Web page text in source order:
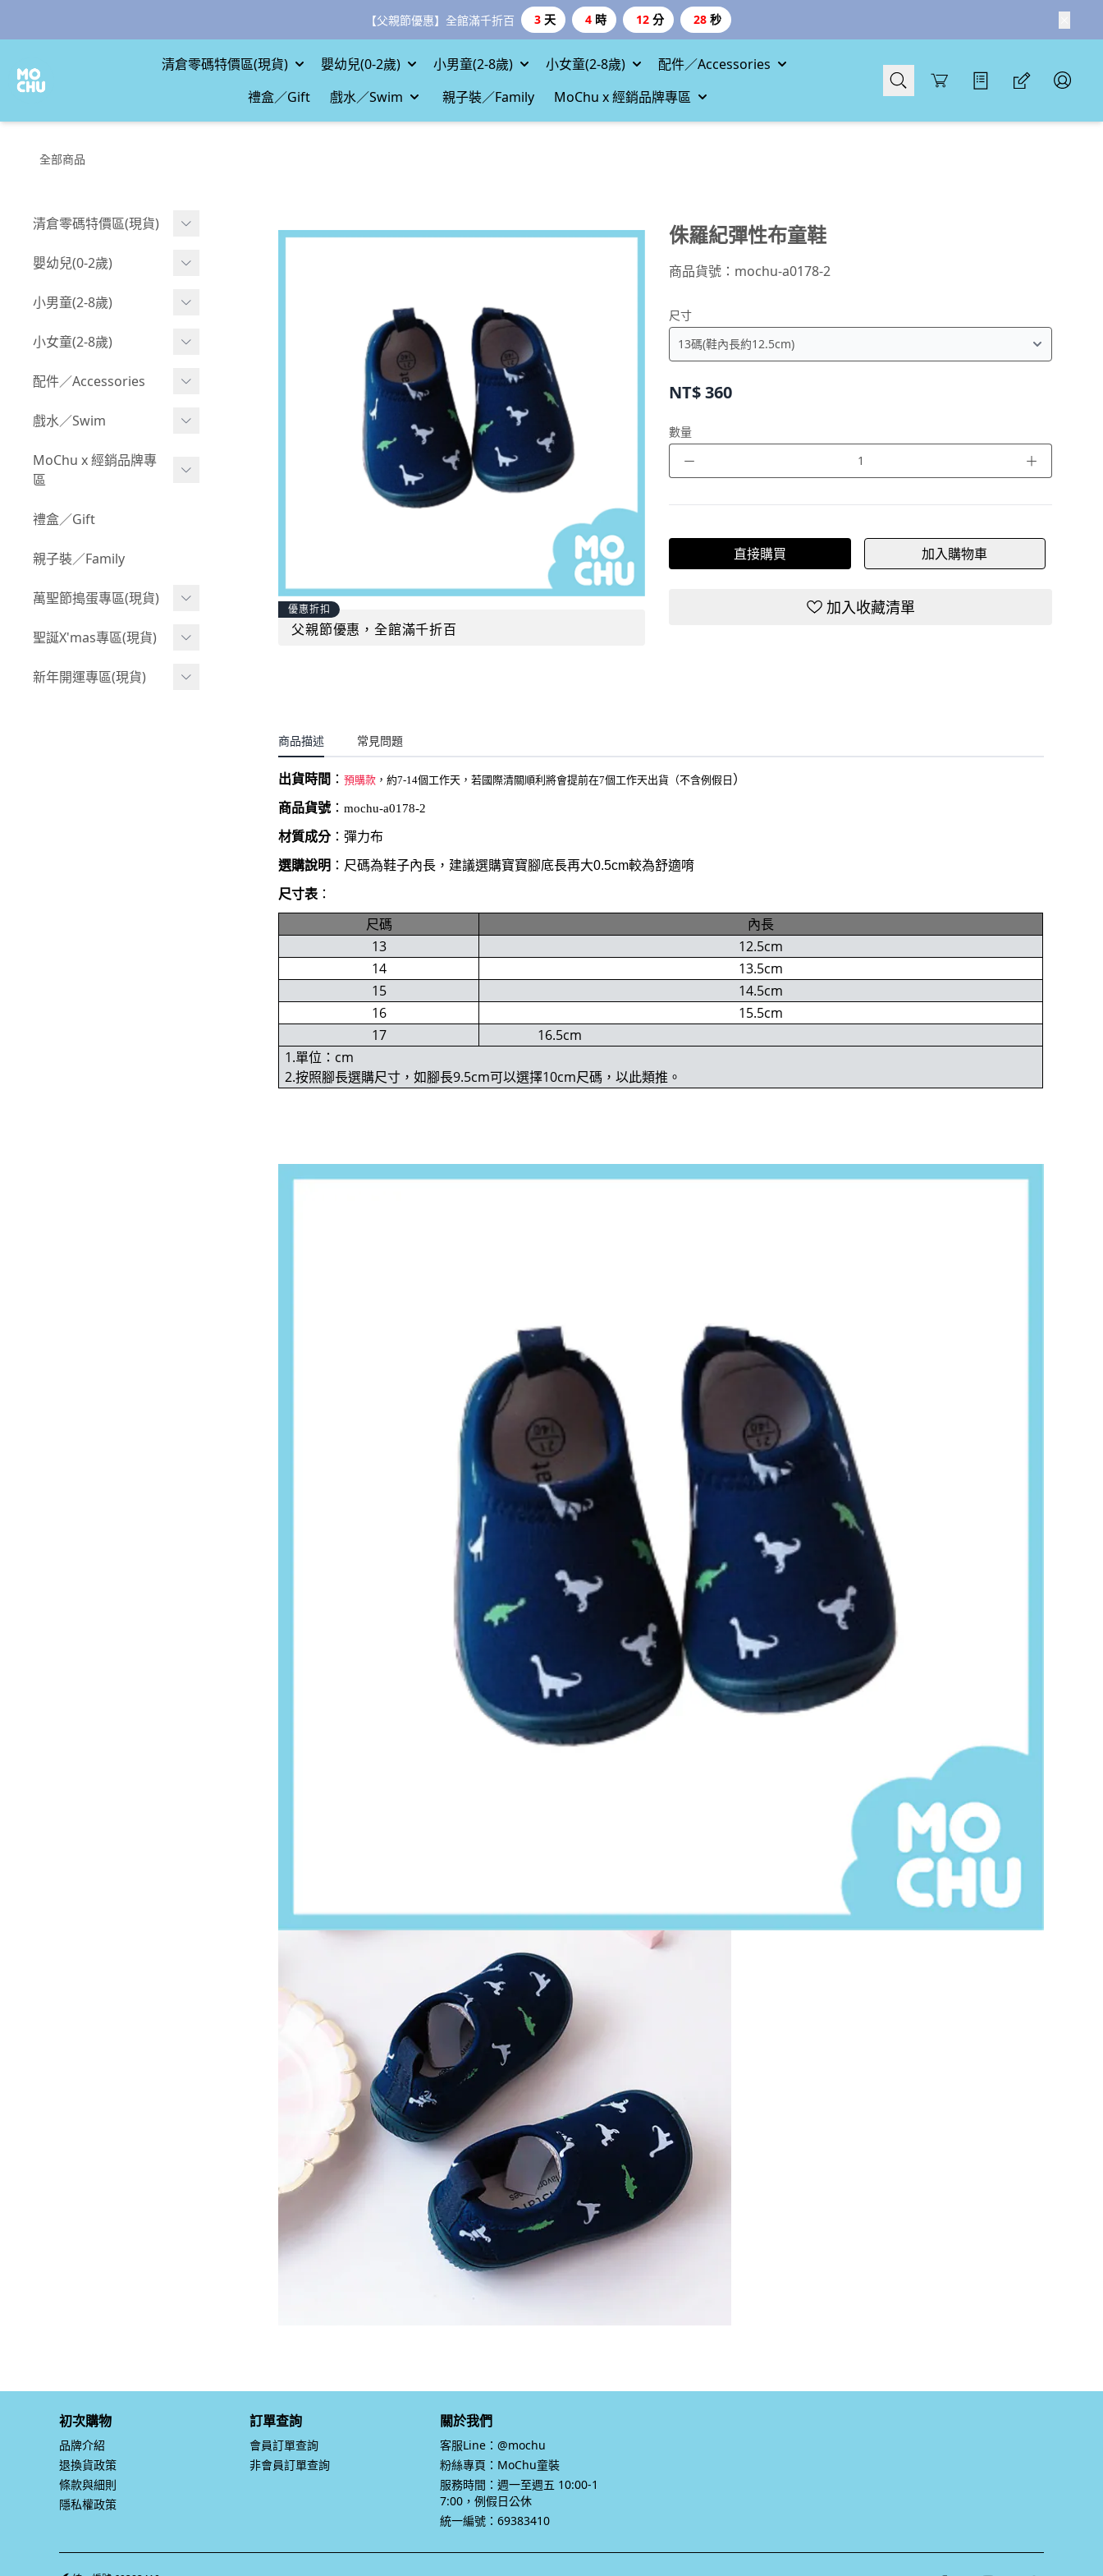
【父親節優惠】全館滿千折百 3 天 4 時 12 分 27 秒
清倉零碼特價區(現貨) 嬰幼兒(0-2歲) 小男童(2-8歲) 小女童(2-8歲)
配件／Accessories
禮盒／Gift
戲水／Swim 親子裝／Family MoChu x 經銷品牌專區
Cart
全部商品
清倉零碼特價區(現貨)
現貨.寶寶
現貨.男童
嬰幼兒(0-2歲)
BABY 包屁衣(短袖)
BABY 包屁衣(長袖)
BABY 外套
BABY 上身(短袖)
BABY 下身(短褲)
BABY 下身(長褲)
BABY 套裝(短袖)
BABY 套裝(長袖)
小男童(2-8歲)
Boy 上身(短袖)
Boy 上身(長袖)
Boy 套裝(短袖)
叢林探險系列
小紳士系列
韓國小歐巴
小女童(2-8歲)
Girl 上身(短袖)
Girl 上身(長袖)
Girl 下身(長褲)
Girl 套裝(短袖)
率性牛仔風
夢幻童話系列
小洋裝系列
配件／Accessories
Acc 口水巾
Acc 襪子
Acc 鞋子
Acc 餐具
Acc 寢具
Acc 其他
戲水／Swim
泳裝
泳具
野餐趣
MoChu x 經銷品牌專
區
©Wonchi 台灣 ｜ 兒童軟
©Disney 美國｜嬰兒用品
©風車圖書 台灣｜兒童圖
嘴
禮盒／Gift
親子裝／Family
萬聖節搗蛋專區(現貨)
萬聖造型頭套(3歲以上)
萬聖.嬰幼兒(0-2歲)
聖誕X'mas專區(現貨)
聖誕.嬰幼兒(0-2歲)
新年開運專區(現貨)
優惠折扣
父親節優惠，全館滿千折百
侏羅紀彈性布童鞋
商品貨號： mochu-a0178-2
尺寸
NT$360
數量
－ ＋
直接購買 加入購物車
加入收藏清單
商品描述 常見問題
出貨時間 ：預購款 ，約7-14個工作天，若國際清關順利將會提前在7個工作天出貨（不含例假日 ）
商品貨號：mochu-a0178-2
材質成分：彈力布
選購說明 ：尺碼為鞋子內長，建議選購寶寶腳底長再大0.5cm較為舒適唷
尺寸表 ：
尺碼
內長
13
12.5cm
14
13.5cm
15
14.5cm
16
15.5cm
17
16.5cm
1.單位：cm
2.按照腳長選購尺寸，如腳長9.5cm可以選擇10cm尺碼，以此類推。
初次購物
品牌介紹
退換貨政策
條款與細則
隱私權政策
訂單查詢
會員訂單查詢
非會員訂單查詢
關於我們
客服Line：@mochu
粉絲專頁：MoChu童裝
服務時間：週一至週五 10:00-1
7:00，例假日公休
統一編號：69383410